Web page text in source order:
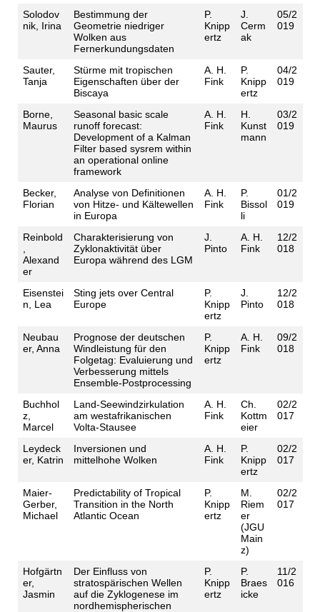
Solodov
nik, Irina
Bestimmung der
Geometrie niedriger
Wolken aus
Fernerkundungsdaten
P.
Knipp
ertz
J.
Cerm
ak
05/2
019
Sauter,
Tanja
Stürme mit tropischen
Eigenschaften über der
Biscaya
A. H.
Fink
P.
Knipp
ertz
04/2
019
Borne,
Maurus
Seasonal basic scale
runoff forecast:
Development of a Kalman
Filter based sysrem within
an operational online
framework
A. H.
Fink
H.
Kunst
mann
03/2
019
Becker,
Florian
Analyse von Definitionen
von Hitze- und Kältewellen
in Europa
A. H.
Fink
P.
Bissol
li
01/2
019
Reinbold
Alexand
er
Charakterisierung von
Zyklonaktivität über
Europa während des LGM
J.
Pinto
A. H.
Fink
12/2
018
Eisenstei
n, Lea
Sting jets over Central
Europe
P.
Knipp
ertz
J.
Pinto
12/2
018
Neubau
er, Anna
Prognose der deutschen
Windleistung für den
Folgetag: Evaluierung und
Verbesserung mittels
Ensemble-Postprocessing
P.
Knipp
ertz
A. H.
Fink
09/2
018
Buchhol
z,
Marcel
Land-Seewindzirkulation
am westafrikanischen
Volta-Stausee
A. H.
Fink
Ch.
Kottm
eier
02/2
017
Leydeck
er, Katrin
Inversionen und
mittelhohe Wolken
A. H.
Fink
P.
Knipp
ertz
02/2
017
Maier-
Gerber,
Michael
Predictability of Tropical
Transition in the North
Atlantic Ocean
P.
Knipp
ertz
M.
Riem
er
(JGU
Main
z)
02/2
017
Hofgärtn
er,
Jasmin
Der Einfluss von
stratospärischen Wellen
auf die Zyklogenese im
nordhemispherischen
P.
Knipp
ertz
P.
Braes
icke
11/2
016